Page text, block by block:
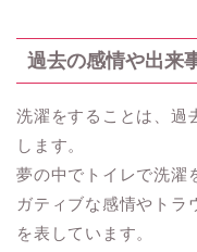
過去の感情や出来
洗濯をすることは、過
します。
夢の中でトイレで洗濯
ガティブな感情やトラ
を表しています。